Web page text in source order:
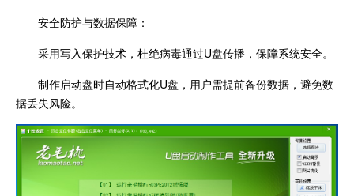
安全防护与数据保障：
采用写入保护技术，杜绝病毒通过U盘传播，保障系统安全。
制作启动盘时自动格式化U盘，用户需提前备份数据，避免数
据丢失风险。